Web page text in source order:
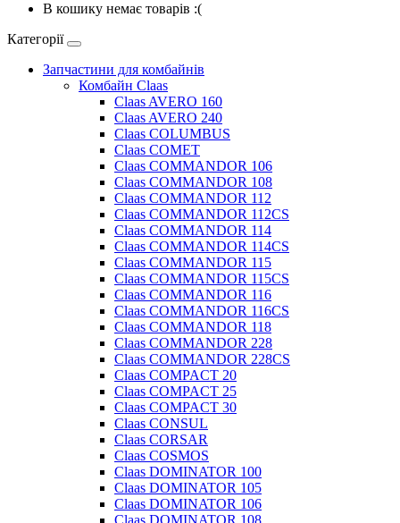
В кошику немає товарів :(
Категорії
Запчастини для комбайнів
Комбайн Claas
Claas AVERO 160
Claas AVERO 240
Claas COLUMBUS
Claas COMET
Claas COMMANDOR 106
Claas COMMANDOR 108
Claas COMMANDOR 112
Claas COMMANDOR 112CS
Claas COMMANDOR 114
Claas COMMANDOR 114CS
Claas COMMANDOR 115
Claas COMMANDOR 115CS
Claas COMMANDOR 116
Claas COMMANDOR 116CS
Claas COMMANDOR 118
Claas COMMANDOR 228
Claas COMMANDOR 228CS
Claas COMPACT 20
Claas COMPACT 25
Claas COMPACT 30
Claas CONSUL
Claas CORSAR
Claas COSMOS
Claas DOMINATOR 100
Claas DOMINATOR 105
Claas DOMINATOR 106
Claas DOMINATOR 108